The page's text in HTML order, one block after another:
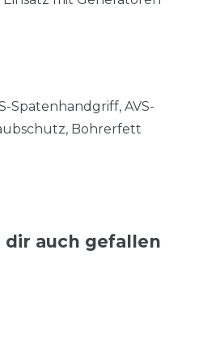
Spatenhandgriff, AVS-
Bohrerfett
dir auch gefallen